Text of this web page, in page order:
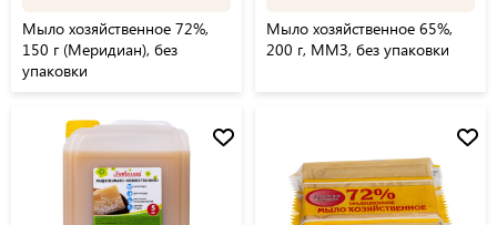
Мыло хозяйственное 72%,
150 г (Меридиан), без
упаковки
Мыло хозяйственное 65%,
200 г, ММЗ, без упаковки